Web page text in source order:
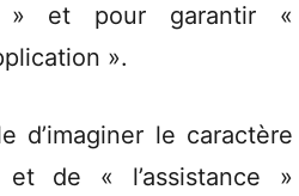
» et pour garantir «
».
d’imaginer le caractère
de « l’assistance »